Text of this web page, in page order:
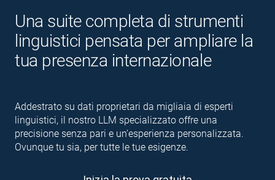
Una suite completa di strumenti
linguistici pensata per ampliare la
tua presenza internazionale
Addestrato su dati proprietari da migliaia di esperti
linguistici, il nostro LLM specializzato offre una
precisione senza pari e un’esperienza personalizzata.
Ovunque tu sia, per tutte le tue esigenze.